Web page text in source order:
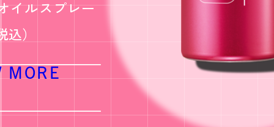
イルスプレー
）
MORE